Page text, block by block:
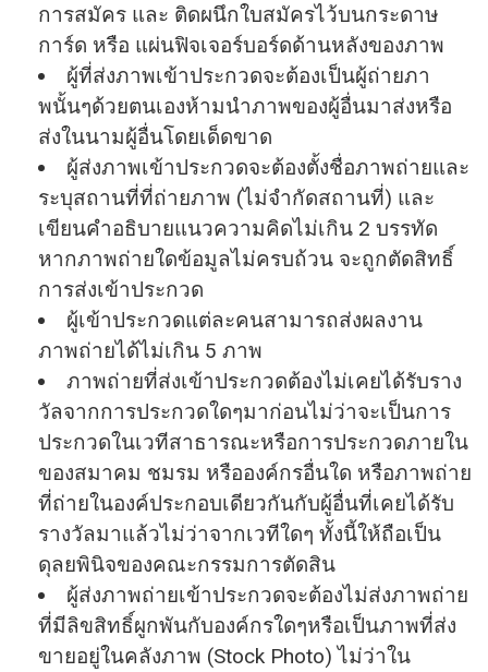
การสมัคร และ ติดผนึกใบสมัครไว้บนกระดาษ
การ์ด หรือ แผ่นฟิจเจอร์บอร์ดด้านหลังของภาพ
ผู้ที่ส่งภาพเข้าประกวดจะต้องเป็นผู้ถ่ายภา
พนั้นๆด้วยตนเองห้ามนําภาพของผู้อื่นมาส่งหรือ
ส่งในนามผู้อื่นโดยเด็ดขาด
ผู้ส่งภาพเข้าประกวดจะต้องตั้งชื่อภาพถ่ายและ
ระบุสถานที่ที่ถ่ายภาพ (ไม่จํากัดสถานที่) และ
เขียนคําอธิบายแนวความคิดไม่เกิน 2 บรรทัด
หากภาพถ่ายใดข้อมูลไม่ครบถ้วน จะถูกตัดสิทธิ์
การส่งเข้าประกวด
ผู้เข้าประกวดแต่ละคนสามารถส่งผลงาน
ภาพถ่ายได้ไม่เกิน 5 ภาพ
ภาพถ่ายที่ส่งเข้าประกวดต้องไม่เคยได้รับราง
วัลจากการประกวดใดๆมาก่อนไม่ว่าจะเป็นการ
ประกวดในเวทีสาธารณะหรือการประกวดภายใน
ของสมาคม ชมรม หรือองค์กรอื่นใด หรือภาพถ่าย
ที่ถ่ายในองค์ประกอบเดียวกันกับผู้อื่นที่เคยได้รับ
รางวัลมาแล้วไม่ว่าจากเวทีใดๆ ทั้งนี้ให้ถือเป็น
ดุลยพินิจของคณะกรรมการตัดสิน
ผู้ส่งภาพถ่ายเข้าประกวดจะต้องไม่ส่งภาพถ่าย
ที่มีลิขสิทธิ์ผูกพันกับองค์กรใดๆหรือเป็นภาพที่ส่ง
ขายอยู่ในคลังภาพ (Stock Photo) ไม่ว่าใน